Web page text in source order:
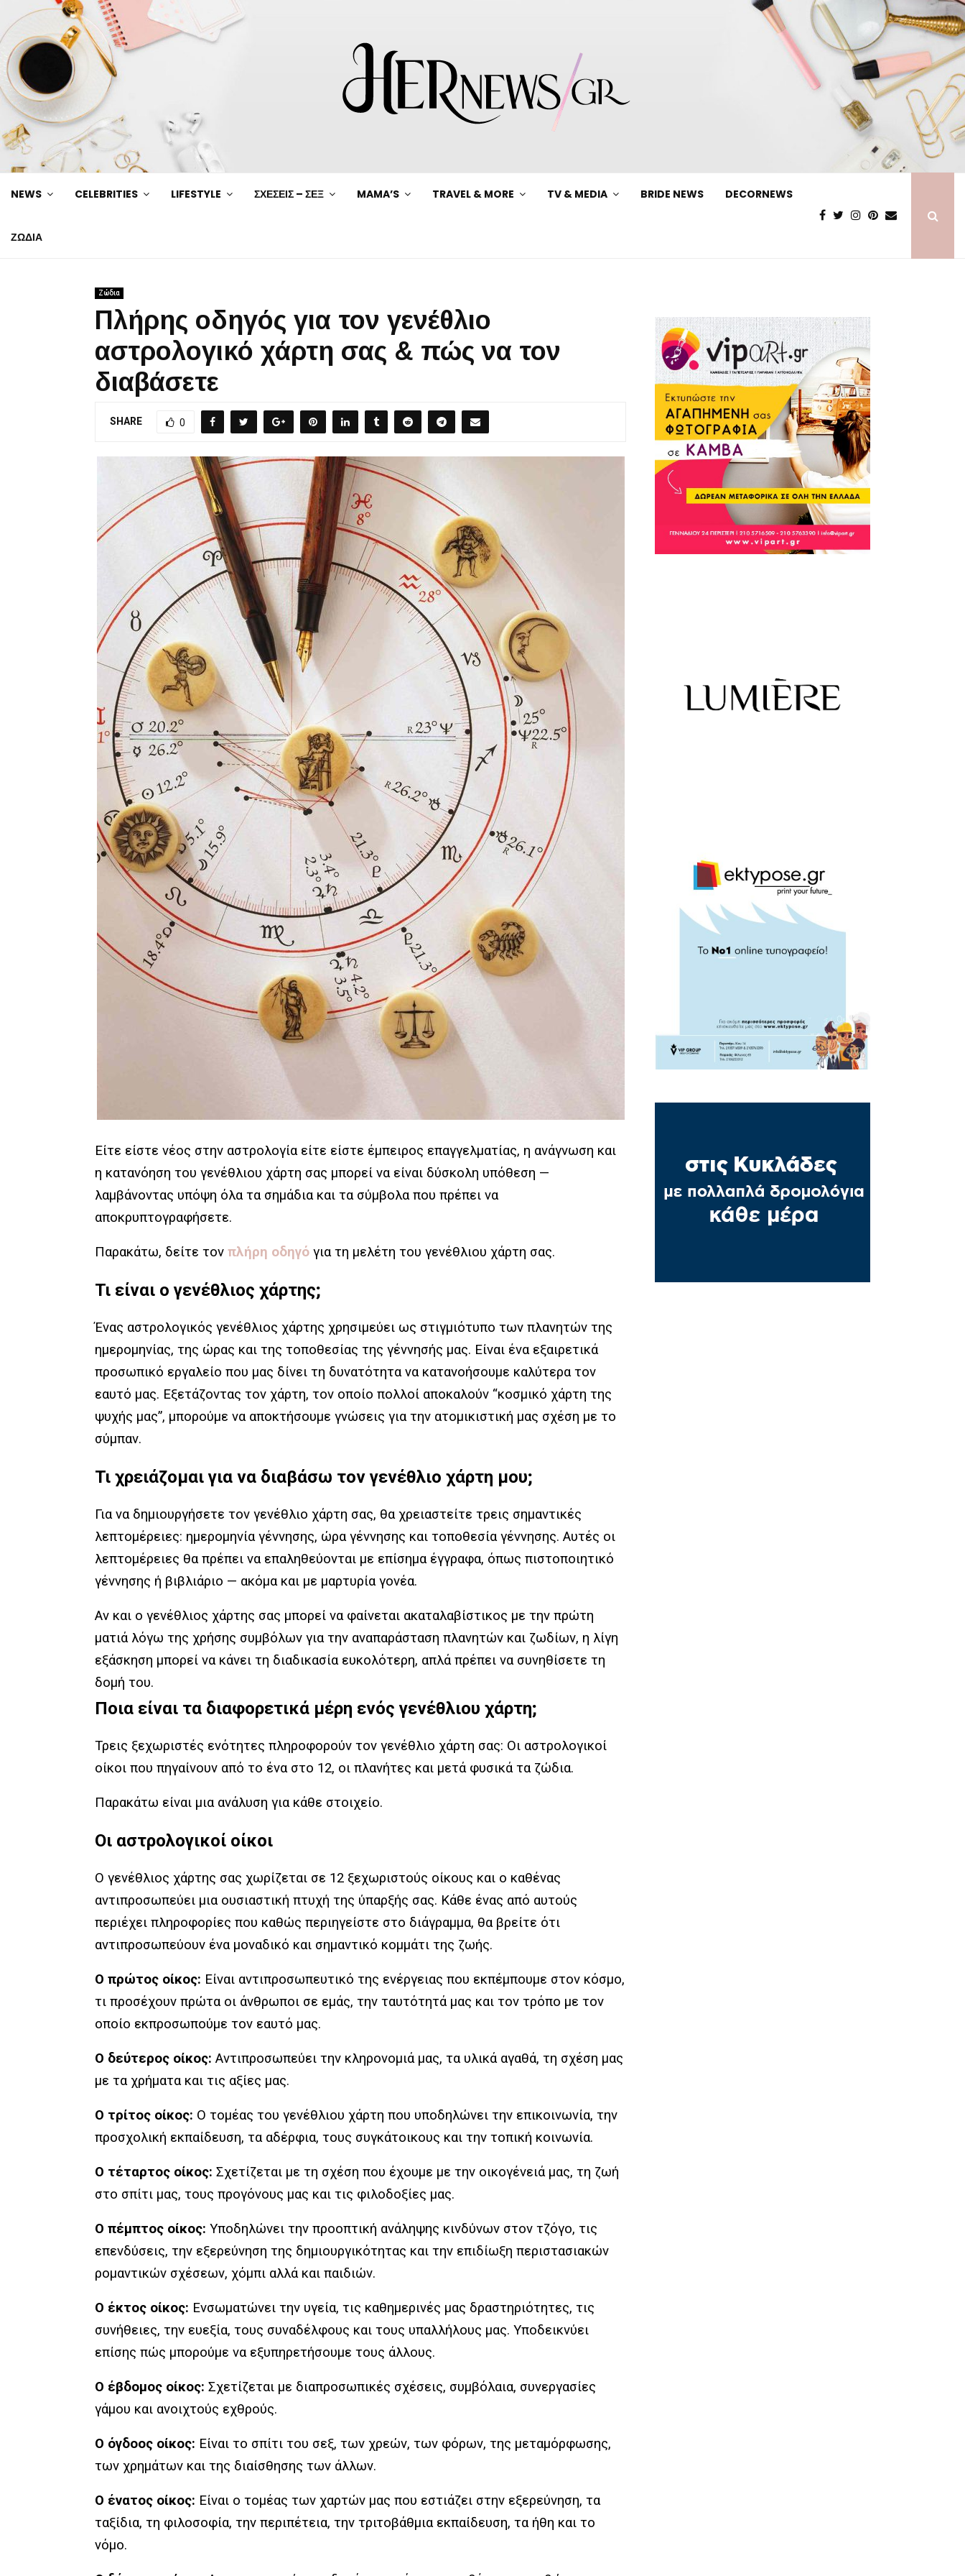
NEWS CELEBRITIES LIFESTYLE ΣΧΕΣΕΙΣ – ΣΕΞ MAMA’S TRAVEL & MORE TV & MEDIA BRIDE NEWS DECORNEWS
ΖΩΔΙΑ
Ζώδια
Πλήρης οδηγός για τον γενέθλιο
αστρολογικό χάρτη σας & πώς να τον
διαβάσετε
SHARE 0
Είτε είστε νέος στην αστρολογία είτε είστε έμπειρος επαγγελματίας, η ανάγνωση και
η κατανόηση του γενέθλιου χάρτη σας μπορεί να είναι δύσκολη υπόθεση —
λαμβάνοντας υπόψη όλα τα σημάδια και τα σύμβολα που πρέπει να
αποκρυπτογραφήσετε.
Παρακάτω, δείτε τον πλήρη οδηγό για τη μελέτη του γενέθλιου χάρτη σας.
Τι είναι ο γενέθλιος χάρτης;
Ένας αστρολογικός γενέθλιος χάρτης χρησιμεύει ως στιγμιότυπο των πλανητών της
ημερομηνίας, της ώρας και της τοποθεσίας της γέννησής μας. Είναι ένα εξαιρετικά
προσωπικό εργαλείο που μας δίνει τη δυνατότητα να κατανοήσουμε καλύτερα τον
εαυτό μας. Εξετάζοντας τον χάρτη, τον οποίο πολλοί αποκαλούν “κοσμικό χάρτη της
ψυχής μας”, μπορούμε να αποκτήσουμε γνώσεις για την ατομικιστική μας σχέση με το
σύμπαν.
Τι χρειάζομαι για να διαβάσω τον γενέθλιο χάρτη μου;
Για να δημιουργήσετε τον γενέθλιο χάρτη σας, θα χρειαστείτε τρεις σημαντικές
λεπτομέρειες: ημερομηνία γέννησης, ώρα γέννησης και τοποθεσία γέννησης. Αυτές οι
λεπτομέρειες θα πρέπει να επαληθεύονται με επίσημα έγγραφα, όπως πιστοποιητικό
γέννησης ή βιβλιάριο — ακόμα και με μαρτυρία γονέα.
Αν και ο γενέθλιος χάρτης σας μπορεί να φαίνεται ακαταλαβίστικος με την πρώτη
ματιά λόγω της χρήσης συμβόλων για την αναπαράσταση πλανητών και ζωδίων, η λίγη
εξάσκηση μπορεί να κάνει τη διαδικασία ευκολότερη, απλά πρέπει να συνηθίσετε τη
δομή του.
Ποια είναι τα διαφορετικά μέρη ενός γενέθλιου χάρτη;
Τρεις ξεχωριστές ενότητες πληροφορούν τον γενέθλιο χάρτη σας: Οι αστρολογικοί
οίκοι που πηγαίνουν από το ένα στο 12, οι πλανήτες και μετά φυσικά τα ζώδια.
Παρακάτω είναι μια ανάλυση για κάθε στοιχείο.
Οι αστρολογικοί οίκοι
Ο γενέθλιος χάρτης σας χωρίζεται σε 12 ξεχωριστούς οίκους και ο καθένας
αντιπροσωπεύει μια ουσιαστική πτυχή της ύπαρξής σας. Κάθε ένας από αυτούς
περιέχει πληροφορίες που καθώς περιηγείστε στο διάγραμμα, θα βρείτε ότι
αντιπροσωπεύουν ένα μοναδικό και σημαντικό κομμάτι της ζωής.
Ο πρώτος οίκος: Είναι αντιπροσωπευτικό της ενέργειας που εκπέμπουμε στον κόσμο,
τι προσέχουν πρώτα οι άνθρωποι σε εμάς, την ταυτότητά μας και τον τρόπο με τον
οποίο εκπροσωπούμε τον εαυτό μας.
Ο δεύτερος οίκος: Αντιπροσωπεύει την κληρονομιά μας, τα υλικά αγαθά, τη σχέση μας
με τα χρήματα και τις αξίες μας.
Ο τρίτος οίκος: Ο τομέας του γενέθλιου χάρτη που υποδηλώνει την επικοινωνία, την
προσχολική εκπαίδευση, τα αδέρφια, τους συγκάτοικους και την τοπική κοινωνία.
Ο τέταρτος οίκος: Σχετίζεται με τη σχέση που έχουμε με την οικογένειά μας, τη ζωή
στο σπίτι μας, τους προγόνους μας και τις φιλοδοξίες μας.
Ο πέμπτος οίκος: Υποδηλώνει την προοπτική ανάληψης κινδύνων στον τζόγο, τις
επενδύσεις, την εξερεύνηση της δημιουργικότητας και την επιδίωξη περιστασιακών
ρομαντικών σχέσεων, χόμπι αλλά και παιδιών.
Ο έκτος οίκος: Ενσωματώνει την υγεία, τις καθημερινές μας δραστηριότητες, τις
συνήθειες, την ευεξία, τους συναδέλφους και τους υπαλλήλους μας. Υποδεικνύει
επίσης πώς μπορούμε να εξυπηρετήσουμε τους άλλους.
Ο έβδομος οίκος: Σχετίζεται με διαπροσωπικές σχέσεις, συμβόλαια, συνεργασίες
γάμου και ανοιχτούς εχθρούς.
Ο όγδοος οίκος: Είναι το σπίτι του σεξ, των χρεών, των φόρων, της μεταμόρφωσης,
των χρημάτων και της διαίσθησης των άλλων.
Ο ένατος οίκος: Είναι ο τομέας των χαρτών μας που εστιάζει στην εξερεύνηση, τα
ταξίδια, τη φιλοσοφία, την περιπέτεια, την τριτοβάθμια εκπαίδευση, τα ήθη και το
νόμο.